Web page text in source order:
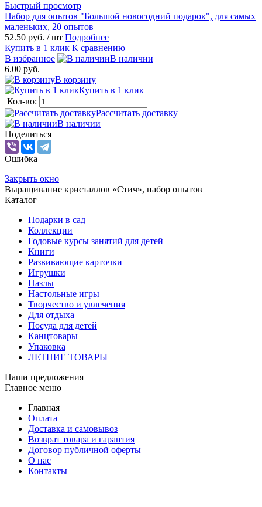
Быстрый просмотр
Набор для опытов "Большой новогодний подарок", для самых
маленьких, 20 опытов
52.50 руб. / шт Подробнее
Купить в 1 клик К сравнению
В избранное
В наличии
6.00 руб.
В корзину
Купить в 1 клик
Кол-во:
Рассчитать доставку
В наличии
Поделиться
Ошибка
Закрыть окно
Выращивание кристаллов «Стич», набор опытов
Каталог
Подарки в сад
Коллекции
Годовые курсы занятий для детей
Книги
Развивающие карточки
Игрушки
Пазлы
Настольные игры
Творчество и увлечения
Для отдыха
Посуда для детей
Канцтовары
Упаковка
ЛЕТНИЕ ТОВАРЫ
Наши предложения
Главное меню
Главная
Оплата
Доставка и самовывоз
Возврат товара и гарантия
Договор публичной оферты
О нас
Контакты